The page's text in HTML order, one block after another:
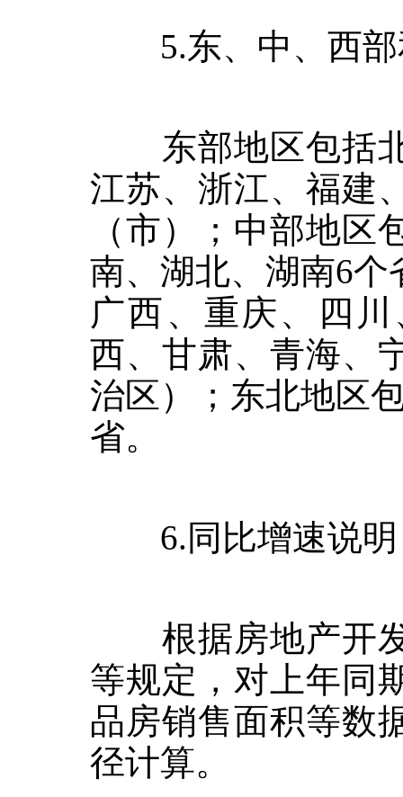
5.东、中、西
东部地区包括北
江苏、浙江、福建
（市）；中部地
南、湖北、湖南6个
广西、重庆、四
西、甘肃、青海、
治区）；东北地区
省。
6.同比增速说明
根据房地产开发
等规定，对上年同
品房销售面积等数
径计算。